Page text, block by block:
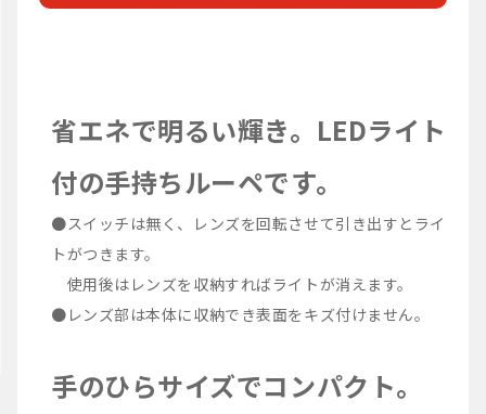
省エネで明るい輝き。LEDライト
付の手持ちルーペです。
●スイッチは無く、レンズを回転させて引き出すとライ
トがつきます。
使用後はレンズを収納すればライトが消えます。
●レンズ部は本体に収納でき表面をキズ付けません。
手のひらサイズでコンパクト。